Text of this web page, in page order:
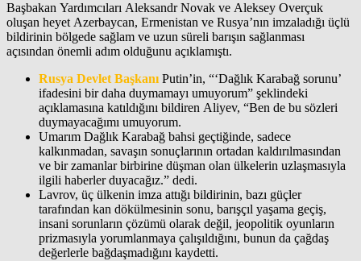
Başbakan Yardımcıları Aleksandr Novak ve Aleksey Overçuk
oluşan heyet Azerbaycan, Ermenistan ve Rusya’nın imzaladığı üçlü
bildirinin bölgede sağlam ve uzun süreli barışın sağlanması
açısından önemli adım olduğunu açıklamıştı.
Rusya Devlet Başkanı Putin’in, “‘Dağlık Karabağ sorunu’
ifadesini bir daha duymamayı umuyorum” şeklindeki
açıklamasına katıldığını bildiren Aliyev, “Ben de bu sözleri
duymayacağımı umuyorum.
Umarım Dağlık Karabağ bahsi geçtiğinde, sadece
kalkınmadan, savaşın sonuçlarının ortadan kaldırılmasından
ve bir zamanlar birbirine düşman olan ülkelerin uzlaşmasıyla
ilgili haberler duyacağız.” dedi.
Lavrov, üç ülkenin imza attığı bildirinin, bazı güçler
tarafından kan dökülmesinin sonu, barışçıl yaşama geçiş,
insani sorunların çözümü olarak değil, jeopolitik oyunların
prizmasıyla yorumlanmaya çalışıldığını, bunun da çağdaş
değerlerle bağdaşmadığını kaydetti.